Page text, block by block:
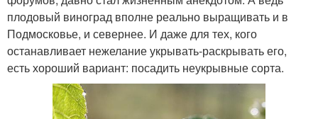
плодовый виноград вполне реально выращивать и в
Подмосковье, и севернее. И даже для тех, кого
останавливает нежелание укрывать-раскрывать его,
есть хороший вариант: посадить неукрывные сорта.